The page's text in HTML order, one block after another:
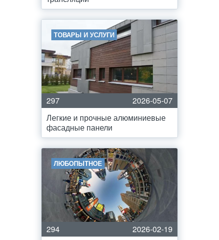
ТОВАРЫ И УСЛУГИ
297
2026-05-07
Легкие и прочные алюминиевые
фасадные панели
ЛЮБОПЫТНОЕ
294
2026-02-19